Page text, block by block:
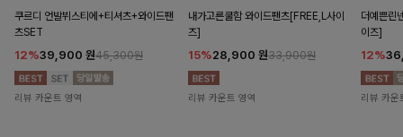
쿠르디 언발뷔스티에+티셔츠+와이드팬
츠SET
12%39,900 원45,300원
리뷰 카운트 영역
내가고른쿨함 와이드팬츠[FREE,L사이
즈]
15%28,900 원33,900원
리뷰 카운트 영역
더예쁜린
이즈]
12%
리뷰 카운